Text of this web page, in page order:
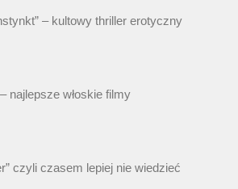
– kultowy thriller erotyczny
najlepsze włoskie filmy
czyli czasem lepiej nie wiedzieć